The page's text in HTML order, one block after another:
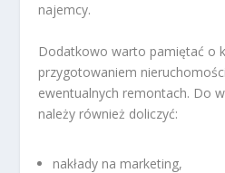
najemcy.
Dodatkowo warto pamiętać o
przygotowaniem
ewentualnych remontach. Do
należy również doliczyć:
nakłady na marketing,